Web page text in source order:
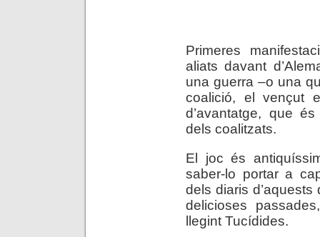
Primeres
aliats davant
una guerra –o una
coalició, el vençut
d’avantatge, que
dels coalitzats.
El joc és
saber-lo portar a
dels diaris
delicioses
llegint Tucídides.